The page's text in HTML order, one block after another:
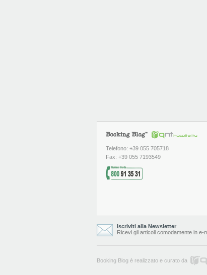
Telefono: +39 055 705718
Fax: +39 055 7193549
Iscriviti alla Newsletter
Ricevi gli articoli comodamente in e-
Booking Blog è realizzato e curato da